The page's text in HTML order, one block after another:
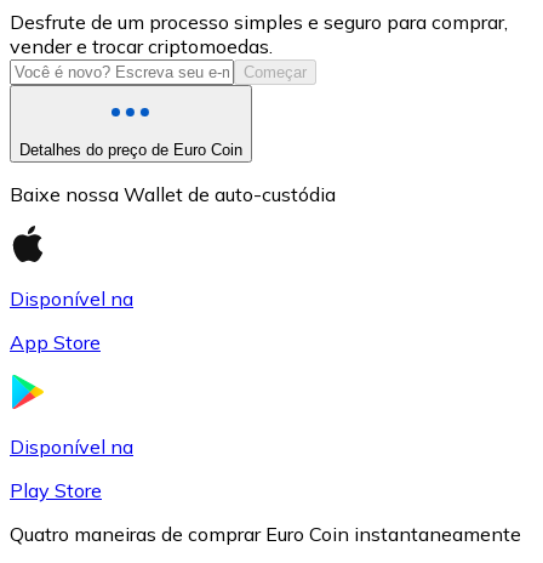
USD Coin
USDC
Desfrute de um processo simples e seguro para comprar,
vender e trocar criptomoedas.
Começar
Detalhes do preço de Euro Coin
Baixe nossa Wallet de auto-custódia
Disponível na
App Store
Disponível na
Play Store
Quatro maneiras de comprar Euro Coin instantaneamente